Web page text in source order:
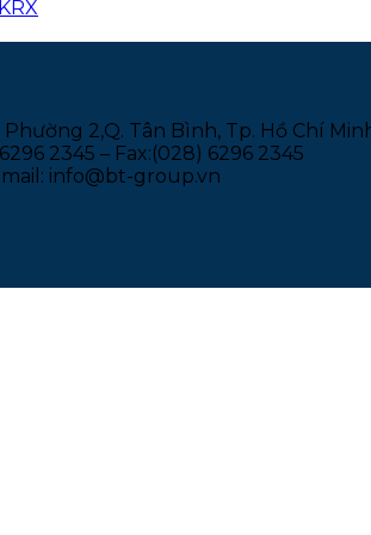
Phường 2,Q. Tân Bình, Tp. Hồ Chí
2345 – Fax:(028) 6296 2345
info@bt-group.vn